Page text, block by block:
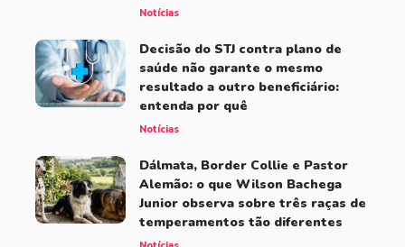
Notícias
Decisão do STJ contra plano de
saúde não garante o mesmo
resultado a outro beneficiário:
entenda por quê
Notícias
Dálmata, Border Collie e Pastor
Alemão: o que Wilson Bachega
Junior observa sobre três raças de
temperamentos tão diferentes